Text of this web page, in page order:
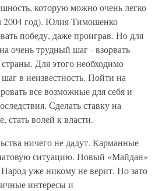
которую можно очень легко
2004 год). Юлия Тимошенко
победу, даже проиграв. Но для
очень трудный шаг - взорвать
Для этого необходимо
в неизвестность. Пойти на
все возможные для себя и
Сделать ставку на
стать волей к власти.
ничего не дадут. Карманные
ситуацию. Новый «Майдан»
уже никому не верит. Но зато
интересы и